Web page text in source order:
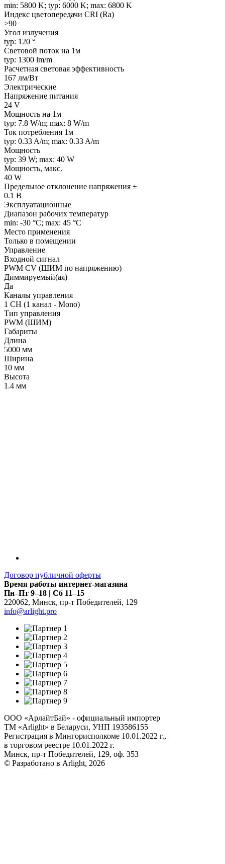
min: 5800 K; typ: 6000 K; max: 6800 K
Индекс цветопередачи CRI (Ra)
>90
Угол излучения
typ: 120 °
Световой поток на 1м
typ: 1300 lm/m
Расчетная световая эффективность
167 лм/Вт
Электрические
Напряжение питания
24 V
Мощность на 1м
typ: 7.8 W/m; max: 8 W/m
Ток потребления 1м
typ: 0.33 A/m; max: 0.33 A/m
Мощность
typ: 39 W; max: 40 W
Мощность, макс.
40 W
Предельное отклонение напряжения ±
0.1 В
Эксплуатационные
Диапазон рабочих температур
min: -30 °C; max: 45 °C
Место применения
Только в помещении
Управление
Входной сигнал
PWM СV (ШИМ по напряжению)
Диммируемый(ая)
Да
Каналы управления
1 CH (1 канал - Mono)
Тип управления
PWM (ШИМ)
Габариты
Длина
5000 мм
Ширина
10 мм
Высота
1.4 мм
Договор публичной оферты
Время работы интернет-магазина
Пн–Пт 9–18 | Сб 11–15
220062, Минск, пр-т Победителей, 129
info@arlight.pro
ООО «АрлайтБай» - официальный импортер
ТМ «Arlight» в Беларуси, УНП 193586155
Регистрация в Мингорисполкоме 10.01.2022 г.,
в торговом реестре 10.01.2022 г.
Минск, пр-т Победителей, 129, оф. 353
© Разработано в Arlight, 2026